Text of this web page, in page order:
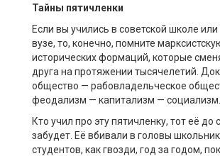
Тайны пятичленки
Если вы учились в советской школе или
вузе, то, конечно, помните
исторических формаций, которые
друга на протяжении тысячелетий.
общество — рабовладельческое
феодализм — капитализм — социализм.
Кто учил про эту пятичленку, тот её до
забудет. Её вбивали в головы
студентов, как гвозди, год за годом,